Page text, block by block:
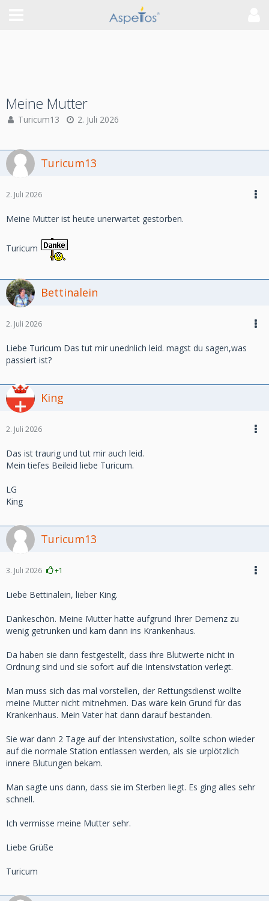
Meine Mutter
Turicum13 2. Juli 2026
Turicum13
2. Juli 2026
Meine Mutter ist heute unerwartet gestorben.
Turicum
Bettinalein
2. Juli 2026
Liebe Turicum Das tut mir unednlich leid. magst du sagen,was
passiert ist?
King
2. Juli 2026
Das ist traurig und tut mir auch leid.
Mein tiefes Beileid liebe Turicum.
LG
King
Turicum13
3. Juli 2026 +1
Liebe Bettinalein, lieber King.
Dankeschön. Meine Mutter hatte aufgrund Ihrer Demenz zu
wenig getrunken und kam dann ins Krankenhaus.
Da haben sie dann festgestellt, dass ihre Blutwerte nicht in
Ordnung sind und sie sofort auf die Intensivstation verlegt.
Man muss sich das mal vorstellen, der Rettungsdienst wollte
meine Mutter nicht mitnehmen. Das wäre kein Grund für das
Krankenhaus. Mein Vater hat dann darauf bestanden.
Sie war dann 2 Tage auf der Intensivstation, sollte schon wieder
auf die normale Station entlassen werden, als sie urplötzlich
innere Blutungen bekam.
Man sagte uns dann, dass sie im Sterben liegt. Es ging alles sehr
schnell.
Ich vermisse meine Mutter sehr.
Liebe Grüße
Turicum